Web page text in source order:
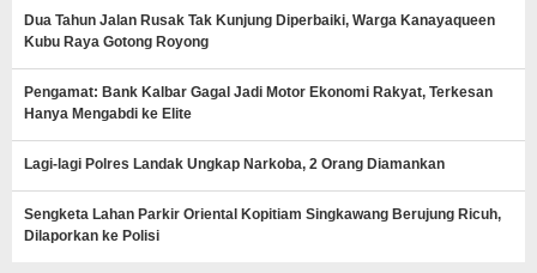
Dua Tahun Jalan Rusak Tak Kunjung Diperbaiki, Warga Kanayaqueen
Kubu Raya Gotong Royong
Pengamat: Bank Kalbar Gagal Jadi Motor Ekonomi Rakyat, Terkesan
Hanya Mengabdi ke Elite
Lagi-lagi Polres Landak Ungkap Narkoba, 2 Orang Diamankan
Sengketa Lahan Parkir Oriental Kopitiam Singkawang Berujung Ricuh,
Dilaporkan ke Polisi